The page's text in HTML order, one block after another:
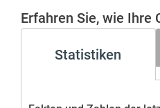
Gesucht+
Erfahren Sie, wie Ihre
Statistiken